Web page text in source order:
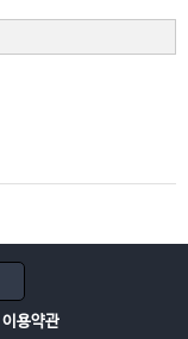
이용약관